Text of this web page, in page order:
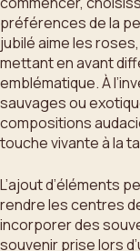
préférences de la
jubilé aime les
mettant en avant
emblématique. À
sauvages ou
compositions
touche vivante à la
L’ajout d’éléments
rendre les centres
incorporer des
souvenir prise lors